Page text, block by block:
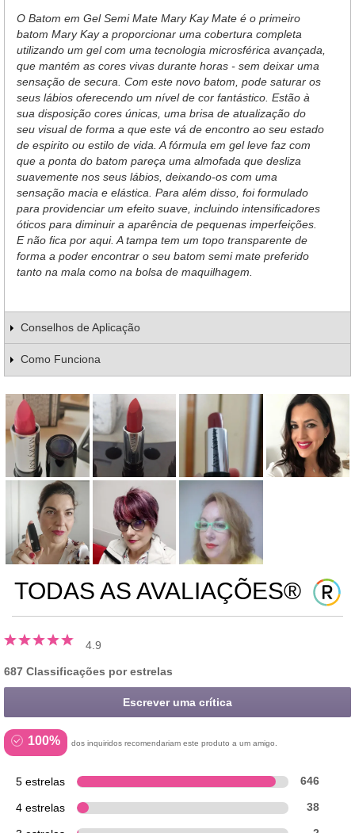
O Batom em Gel Semi Mate Mary Kay Mate é o primeiro
batom Mary Kay a proporcionar uma cobertura completa
utilizando um gel com uma tecnologia microsférica avançada,
que mantém as cores vivas durante horas - sem deixar uma
sensação de secura. Com este novo batom, pode saturar os
seus lábios oferecendo um nível de cor fantástico. Estão à
sua disposição cores únicas, uma brisa de atualização do
seu visual de forma a que este vá de encontro ao seu estado
de espirito ou estilo de vida. A fórmula em gel leve faz com
que a ponta do batom pareça uma almofada que desliza
suavemente nos seus lábios, deixando-os com uma
sensação macia e elástica. Para além disso, foi formulado
para providenciar um efeito suave, incluindo intensificadores
óticos para diminuir a aparência de pequenas imperfeições.
E não fica por aqui. A tampa tem um topo transparente de
forma a poder encontrar o seu batom semi mate preferido
tanto na mala como na bolsa de maquilhagem.
Conselhos de Aplicação
Como Funciona
TODAS AS AVALIAÇÕES®
4.9
687 Classificações por estrelas
Escrever uma crítica
100% dos inquiridos recomendariam este produto a um amigo.
5 estrelas 646
4 estrelas 38